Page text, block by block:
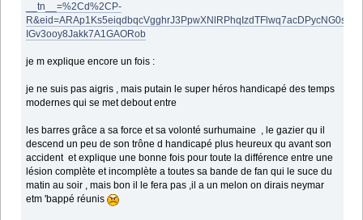
__tn__=%2Cd%2CP-
IGv3ooy8Jakk7A1GAORob
je m explique encore un fois :
je ne suis pas aigris , mais putain le super héros handicapé des temps
modernes qui se met debout entre
les barres grâce a sa force et sa volonté surhumaine , le gazier qu il
descend un peu de son trône d handicapé plus heureux qu avant son
accident et explique une bonne fois pour toute la différence entre une
lésion complète et incomplète a toutes sa bande de fan qui le suce du
matin au soir , mais bon il le fera pas ,il a un melon on dirais neymar
etm 'bappé réunis